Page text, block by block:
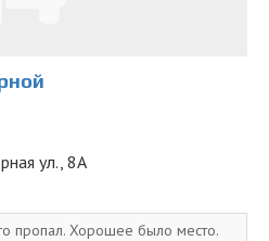
ул., 8А
пропал. Хорошее было место.